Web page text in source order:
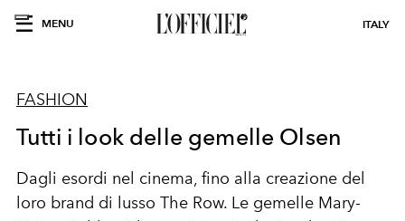
MENU ITALY
FASHION
Tutti i look delle gemelle Olsen
Dagli esordi nel cinema, fino alla creazione del
loro brand di lusso The Row. Le gemelle Mary-